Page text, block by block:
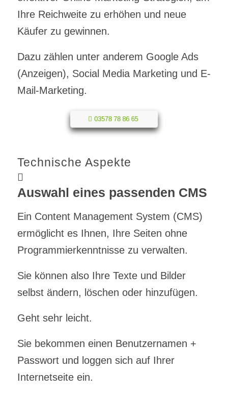
Ihre Reichweite zu erhöhen und neue
Käufer zu gewinnen.
Dazu zählen unter anderem Google Ads
(Anzeigen), Social Media Marketing und E-
Mail-Marketing.
03578 78 86 65
Technische Aspekte
Auswahl eines passenden CMS
Ein Content Management System (CMS)
ermöglicht es Ihnen, Ihre Seiten ohne
Programmierkenntnisse zu verwalten.
Sie können also Ihre Texte und Bilder
selbst ändern, löschen oder hinzufügen.
Geht sehr leicht.
Sie bekommen einen Benutzernamen +
Passwort und loggen sich auf Ihrer
Internetseite ein.